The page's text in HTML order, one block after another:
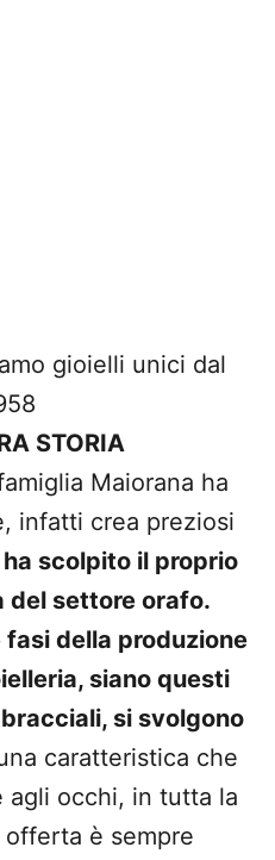
gioielli unici dal
STORIA
Maiorana ha
infatti crea preziosi
scolpito il proprio
del settore orafo.
della produzione
siano questi
si svolgono
caratteristica che
agli occhi, in tutta la
è sempre